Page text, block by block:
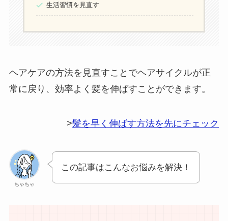
生活習慣を見直す
ヘアケアの方法を見直すことでヘアサイクルが正
常に戻り、効率よく髪を伸ばすことができます。
>髪を早く伸ばす方法を先にチェック
ちゃちゃ
この記事はこんなお悩みを解決！